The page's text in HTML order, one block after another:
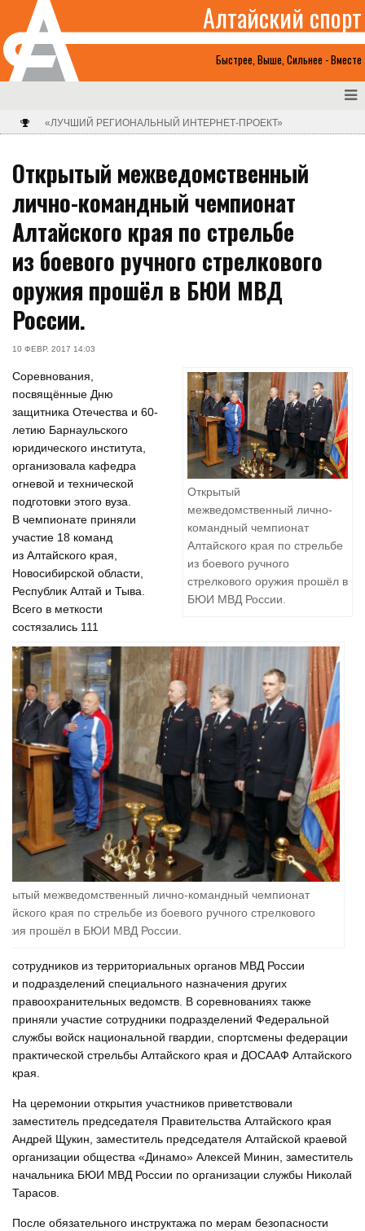
Быстрее, Выше, Сильнее - Вместе
Алтайский спорт
«ЛУЧШИЙ РЕГИОНАЛЬНЫЙ ИНТЕРНЕТ-ПРОЕКТ»
Открытый межведомственный
лично-командный чемпионат
Алтайского края по стрельбе
из боевого ручного стрелкового
оружия прошёл в БЮИ МВД
России.
10 ФЕВР. 2017 14:03
Открытый
межведомственный лично-
командный чемпионат
Алтайского края по стрельбе
из боевого ручного
стрелкового оружия прошёл в
БЮИ МВД России.
межведомственный лично-командный чемпионат
края по стрельбе из боевого ручного стрелкового
прошёл в БЮИ МВД России.
Соревнования,
посвящённые Дню
защитника Отечества и 60-
летию Барнаульского
юридического института,
организовала кафедра
огневой и технической
подготовки этого вуза.
В чемпионате приняли
участие 18 команд
из Алтайского края,
Новосибирской области,
Республик Алтай и Тыва.
Всего в меткости
состязались 111
сотрудников из территориальных органов МВД России
и подразделений специального назначения других
правоохранительных ведомств. В соревнованиях также
приняли участие сотрудники подразделений Федеральной
службы войск национальной гвардии, спортсмены федерации
практической стрельбы Алтайского края и ДОСААФ Алтайского
края.
На церемонии открытия участников приветствовали
заместитель председателя Правительства Алтайского края
Андрей Щукин, заместитель председателя Алтайской краевой
организации общества «Динамо» Алексей Минин, заместитель
начальника БЮИ МВД России по организации службы Николай
Тарасов.
После обязательного инструктажа по мерам безопасности